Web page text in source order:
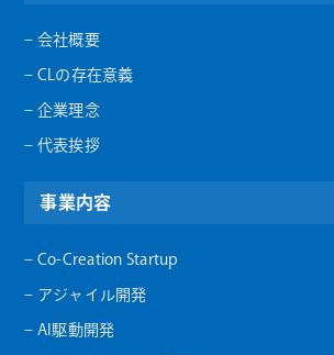
– 会社概要
– CLの存在意義
– 企業理念
– 代表挨拶
事業内容
– Co-Creation Startup
– アジャイル開発
– AI駆動開発